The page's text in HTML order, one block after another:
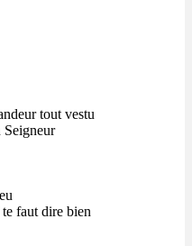
tout vestu
Seigneur
faut dire bien